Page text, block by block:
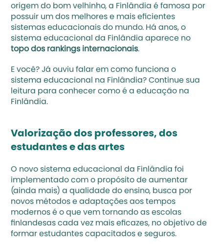
origem do bom velhinho, a Finlândia é famosa por
possuir um dos melhores e mais eficientes
sistemas educacionais do mundo. Há anos, o
topo dos rankings internacionais.
E você? Já ouviu falar em como funciona o
sistema educacional na Finlândia? Continue sua
leitura para conhecer como é a educação na
Finlândia.
Valorização dos professores, dos
estudantes e das artes
O novo sistema educacional da Finlândia foi
implementado com o propósito de aumentar
(ainda mais) a qualidade do ensino, busca por
novos métodos e adaptações aos tempos
modernos é o que vem tornando as escolas
finlandesas cada vez mais eficazes, no objetivo de
formar estudantes capacitados e seguros.